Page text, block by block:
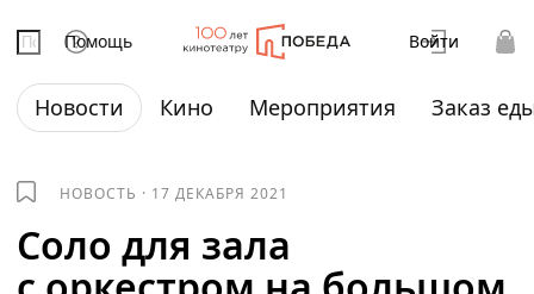
Помощь Войти
Новости Кино Мероприятия Заказ
НОВОСТЬ · 17 ДЕКАБРЯ 2021
Соло для зала